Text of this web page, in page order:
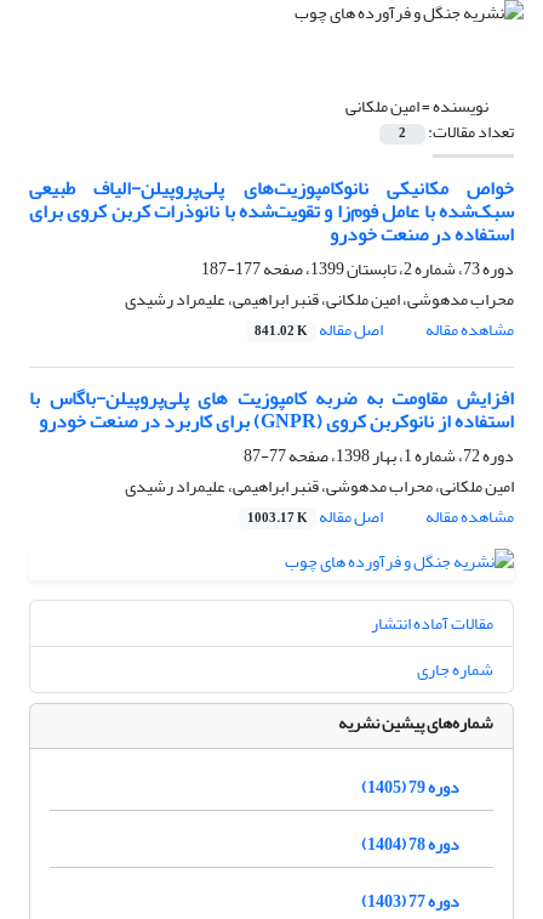
نویسنده =امین ملکانی
تعداد مقالات: 2
خواص مکانیکی نانوکامپوزیت‌های پلی‌پروپیلن-الیاف‌ طبیعی
سبک‌شده با عامل فوم‌زا و تقویت‌شده با نانوذرات کربن کروی برای
استفاده در صنعت خودرو
دوره 73، شماره 2، تابستان 1399، صفحه
177-187
محراب مدهوشی، امین ملکانی، قنبر ابراهیمی، علیمراد رشیدی
مشاهده مقاله
اصل مقاله 841.02 K
افزایش مقاومت به ضربه کامپوزیت های پلی‌پروپیلن-باگاس با
استفاده از نانوکربن کروی (GNPR) برای کاربرد در صنعت خودرو
دوره 72، شماره 1، بهار 1398، صفحه
77-87
امین ملکانی، محراب مدهوشی، قنبر ابراهیمی، علیمراد رشیدی
مشاهده مقاله
اصل مقاله 1003.17 K
مقالات آماده انتشار
شماره جاری
شماره‌های پیشین نشریه
دوره 79 (1405)
دوره 78 (1404)
دوره 77 (1403)